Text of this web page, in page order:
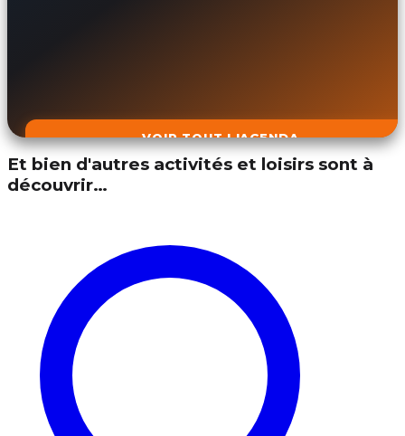
VOIR TOUT L'AGENDA
Et bien d'autres activités et loisirs sont à
découvrir…